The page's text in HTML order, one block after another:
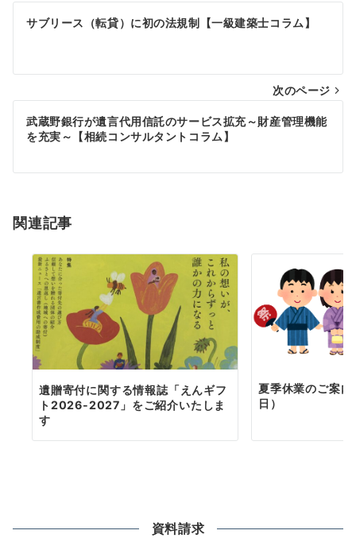
投
ビ
ゲ
シ
ン
サブリース（転貸）に初の法規制【一級建築士コラム】
次のページ
武蔵野銀行が遺言代用信託のサービス拡充～財産管理機能
を充実～【相続コンサルタントコラム】
関連記事
遺贈寄付に関する情報誌「えんギフ
ト2026-2027」をご紹介いたしま
す
夏季休業のご案
日）
資料請求